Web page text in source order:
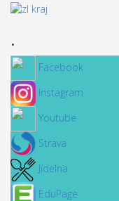
.
Facebook
Instagram
Youtube
Strava
Jídelna
EduPage